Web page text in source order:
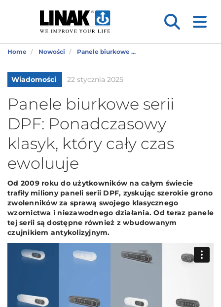
Home Nowości Panele biurkowe ...
Wiadomości 22 stycznia 2025
Panele biurkowe serii
DPF: Ponadczasowy
klasyk, który cały czas
ewoluuje
Od 2009 roku do użytkowników na całym świecie
trafiły miliony paneli serii DPF, zyskując szerokie grono
zwolenników za sprawą swojego klasycznego
wzornictwa i niezawodnego działania. Od teraz panele
tej serii są dostępne również z wbudowanym
czujnikiem antykolizyjnym.